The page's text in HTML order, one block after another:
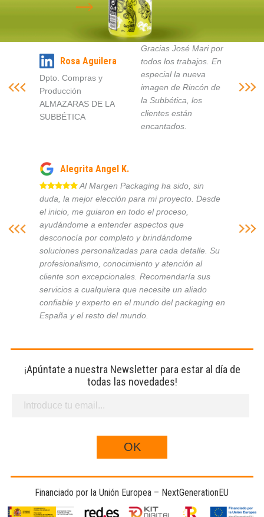
Rosa Aguilera
Dpto. Compras y
Producción
ALMAZARAS DE LA
SUBBÉTICA
Gracias José Mari por
todos los trabajos. En
especial la nueva
imagen de Rincón de
la Subbética, los
clientes están
encantados.
Alegrita Angel K.
Al Margen Packaging ha sido, sin
duda, la mejor elección para mi proyecto. Desde
el inicio, me guiaron en todo el proceso,
ayudándome a entender aspectos que
desconocía por completo y brindándome
soluciones personalizadas para cada detalle. Su
profesionalismo, conocimiento y atención al
cliente son excepcionales. Recomendaría sus
servicios a cualquiera que necesite un aliado
confiable y experto en el mundo del packaging en
España y el resto del mundo.
¡Apúntate a nuestra Newsletter para estar al día de
todas las novedades!
Financiado por la Unión Europea – NextGenerationEU